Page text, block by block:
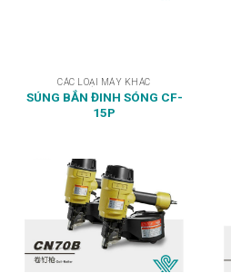
CÁC LOẠI MÁY KHÁC
SÚNG BẮN ĐINH SÓNG CF-
15P